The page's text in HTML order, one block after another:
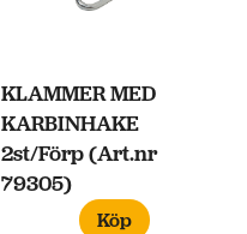
KLAMMER MED
KARBINHAKE
2st/Förp (Art.nr
79305)
Köp